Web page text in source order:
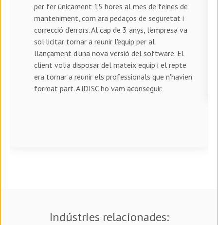
per fer únicament 15 hores al mes de feines de
manteniment, com ara pedaços de seguretat i
correcció d'errors. Al cap de 3 anys, l'empresa va
sol·licitar tornar a reunir l'equip per al
llançament d'una nova versió del software. El
client volia disposar del mateix equip i el repte
era tornar a reunir els professionals que n'havien
format part. A iDISC ho vam aconseguir.
Indústries relacionades: